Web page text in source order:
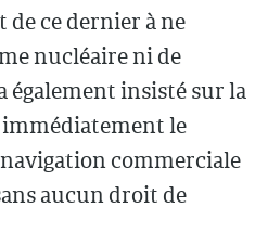
de ce dernier à ne
nucléaire ni de
également insisté sur la
le
commerciale
aucun droit de